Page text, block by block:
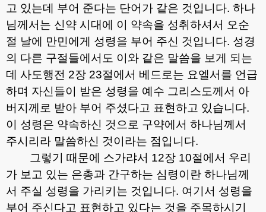
고 있는데 부어 준다는 단어가 같은 것입니다. 하나
님께서는 신약 시대에 이 약속을 성취하셔서 오순
절 날에 만민에게 성령을 부어 주신 것입니다. 성경
의 다른 구절들에서도 이와 같은 말씀을 보게 되는
데 사도행전 2장 23절에서 베드로는 요엘서를 언급
하며 자신들이 받은 성령을 예수 그리스도께서 아
버지께로 받아 부어 주셨다고 표현하고 있습니다.
이 성령은 약속하신 것으로 구약에서 하나님께서
주시리라 말씀하신 것이라는 점입니다.
그렇기 때문에 스가랴서 12장 10절에서 우리
가 보고 있는 은총과 간구하는 심령이란 하나님께
서 주실 성령을 가리키는 것입니다. 여기서 성령을
부어 주신다고 표현하고 있다는 것을 주목하시기